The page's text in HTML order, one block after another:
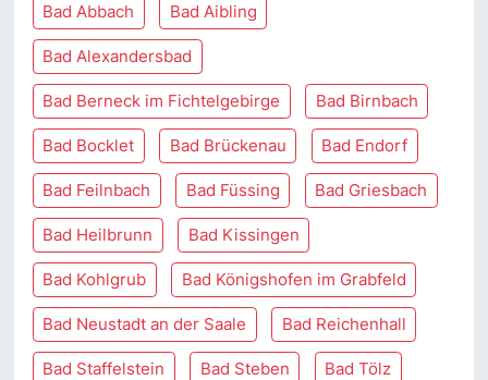
Bad Abbach Bad Aibling
Bad Alexandersbad
Bad Berneck im Fichtelgebirge Bad Birnbach
Bad Bocklet Bad Brückenau Bad Endorf
Bad Feilnbach Bad Füssing Bad Griesbach
Bad Heilbrunn Bad Kissingen
Bad Kohlgrub Bad Königshofen im Grabfeld
Bad Neustadt an der Saale Bad Reichenhall
Bad Staffelstein Bad Steben Bad Tölz